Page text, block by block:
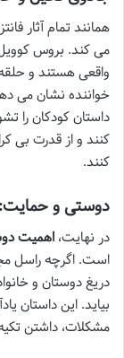
همانند تمام آثار
می کند. بروس
واقعی هستند و
خواننده نشان می
داستان کودکان را
کنند و از قدرت بی
کنند.
دوستی و
در نهایت، اهمیت
است. اگرچه راسل
دریغ دوستان و
بیاید. این داستان
مشکلات، داشتن